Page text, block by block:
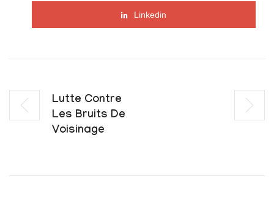
Linkedin
Lutte Contre
Les Bruits De
Voisinage